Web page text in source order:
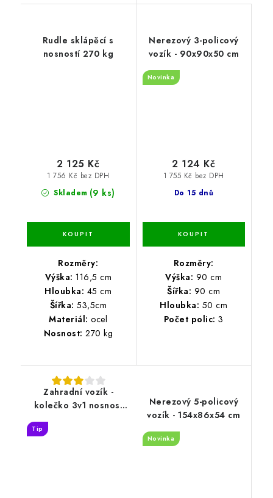
Rudle sklápěcí s
nosností 270 kg
Skladem (9 ks)
1 756 Kč bez DPH
2 125 Kč
Rozměry:
Výška: 116,5 cm
Hloubka: 45 cm
Šířka: 53,5cm
Materiál: ocel
Nosnost: 270 kg
Nerezový 3-policový
vozík - 90x90x50 cm
Novinka
Do 15 dnů
1 755 Kč bez DPH
2 124 Kč
Rozměry:
Výška: 90 cm
Šířka: 90 cm
Hloubka: 50 cm
Počet polic: 3
Zahradní vozík -
kolečko 3v1 nosnost
300 kg zelený
Tip
Nerezový 5-policový
vozík - 154x86x54 cm
Novinka